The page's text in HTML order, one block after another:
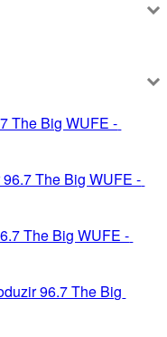
The Big WUFE -
96.7 The Big WUFE -
The Big WUFE -
96.7 The Big